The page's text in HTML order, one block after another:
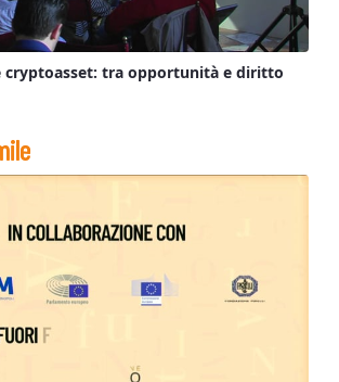
cryptoasset: tra opportunità e diritto